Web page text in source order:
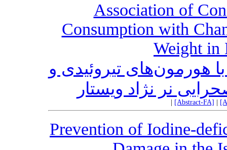
Association of
Consumption with
Weight in
هورمون‌های تیروئیدی و
نر نژاد ویستار
[Abstract-FA]
Prevention of Iodine-